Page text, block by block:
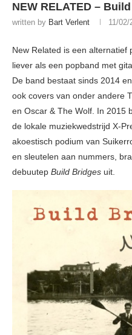
NEW RELATED –
written by Bart Verlent 11/02/
New Related is een alternatief
liever als een popband met
De band bestaat sinds 2014
ook covers van onder andere
en Oscar & The Wolf. In 2015
de lokale muziekwedstrijd X-
akoestisch podium van
en sleutelen aan nummers,
debuutep Build Bridges uit.